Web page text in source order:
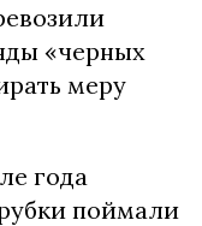
«черных
меру
года
поймали